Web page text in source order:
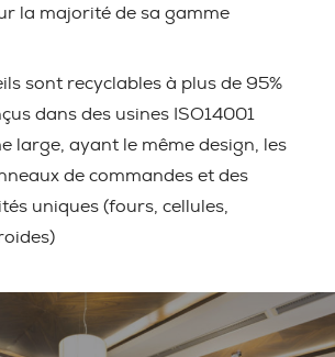
la majorité de sa gamme
sont recyclables à plus de 95%
dans des usines ISO14001
large, ayant le même design, les
de commandes et des
uniques (fours, cellules,